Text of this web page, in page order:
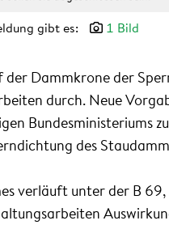
gibt es: 1 Bild
Dammkrone der
durch. Neue
Bundesministeriums
des
verläuft unter der B